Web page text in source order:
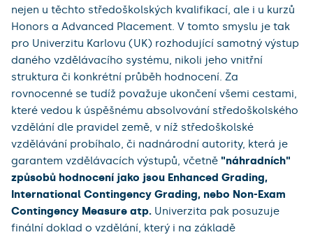
nejen u těchto středoškolských kvalifikací, ale i u kurzů
Honors a Advanced Placement. V tomto smyslu je tak
pro Univerzitu Karlovu (UK) rozhodující samotný výstup
daného vzdělávacího systému, nikoli jeho vnitřní
struktura či konkrétní průběh hodnocení. Za
rovnocenné se tudíž považuje ukončení všemi cestami,
které vedou k úspěšnému absolvování středoškolského
vzdělání dle pravidel země, v níž středoškolské
vzdělávání probíhalo, či nadnárodní autority, která je
garantem vzdělávacích výstupů, včetně "náhradních"
způsobů hodnocení jako jsou Enhanced Grading,
International Contingency Grading, nebo Non-Exam
Contingency Measure atp. Univerzita pak posuzuje
finální doklad o vzdělání, který i na základě